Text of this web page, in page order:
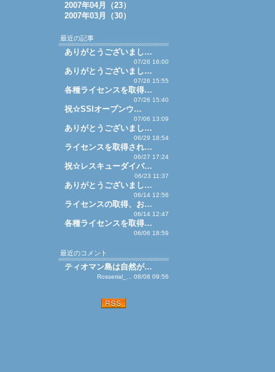
2007年04月（23）
2007年03月（30）
最近の記事
ありがとうございまし…
07/26 16:00
ありがとうございまし…
07/26 15:55
各種ライセンスを取得…
07/26 15:40
祝☆SSIオープンウ…
07/06 13:09
ありがとうございまし…
06/29 18:54
ライセンスを取得され…
06/27 17:24
祝☆レスキューダイバ…
06/23 11:37
ありがとうございまし…
06/14 12:56
ライセンスの取得、お…
06/14 12:47
各種ライセンスを取得…
06/06 18:59
最近のコメント
ティオマン島は自然が…
Rosserial_... 08/08 09:56